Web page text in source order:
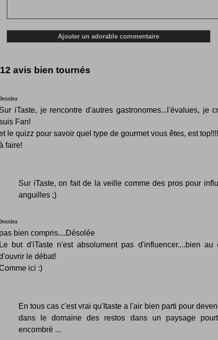
12 avis bien tournés
iTaste, je rencontre d'autres gastronomes...l'évalues, je
Fan!
le quizz pour savoir quel type de gourmet vous êtes, est top!!!!
faire!
Sur iTaste, on fait de la veille comme des pros pour
anguilles ;)
bien compris....Désolée
but d'iTaste n'est absolument pas d'influencer....bien au
le débat!
ici :)
En tous cas c'est vrai qu'Itaste a l'air bien parti pour
dans le domaine des restos dans un paysage
encombré ...